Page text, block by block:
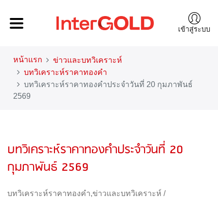
เข้าสู่ระบบ
หน้าแรก
ข่าวและบทวิเคราะห์
บทวิเคราะห์ราคาทองคำ
บทวิเคราะห์ราคาทองคำประจำวันที่ 20 กุมภาพันธ์
2569
บทวิเคราะห์ราคาทองคำประจำวันที่ 20
กุมภาพันธ์ 2569
บทวิเคราะห์ราคาทองคำ,ข่าวและบทวิเคราะห์ /